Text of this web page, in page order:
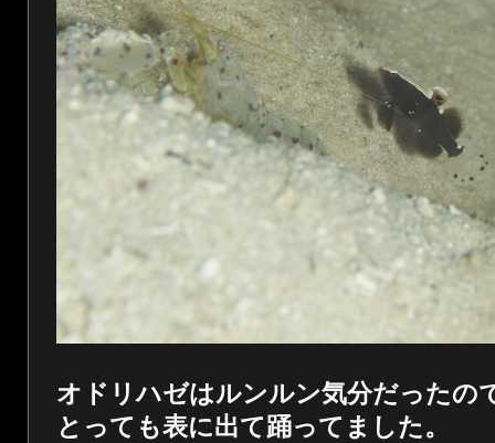
オドリハゼはルンルン気分だったの
とっても表に出て踊ってました。